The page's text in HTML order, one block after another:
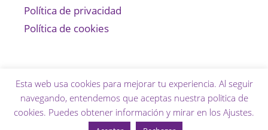
Política de privacidad
Política de cookies
Esta web usa cookies para mejorar tu experiencia. Al seguir
navegando, entendemos que aceptas nuestra politica de
cookies. Puedes obtener información y mirar en los Ajustes.